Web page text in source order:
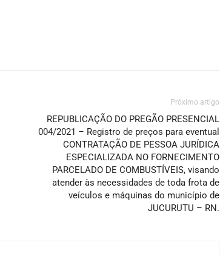
Próximo artigo
REPUBLICAÇÃO DO PREGÃO PRESENCIAL
004/2021 – Registro de preços para eventual
CONTRATAÇÃO DE PESSOA JURÍDICA
ESPECIALIZADA NO FORNECIMENTO
PARCELADO DE COMBUSTÍVEIS, visando
atender às necessidades de toda frota de
veículos e máquinas do município de
JUCURUTU – RN.